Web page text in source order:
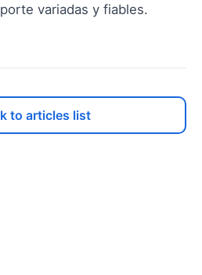
variadas y fiables.
to articles list